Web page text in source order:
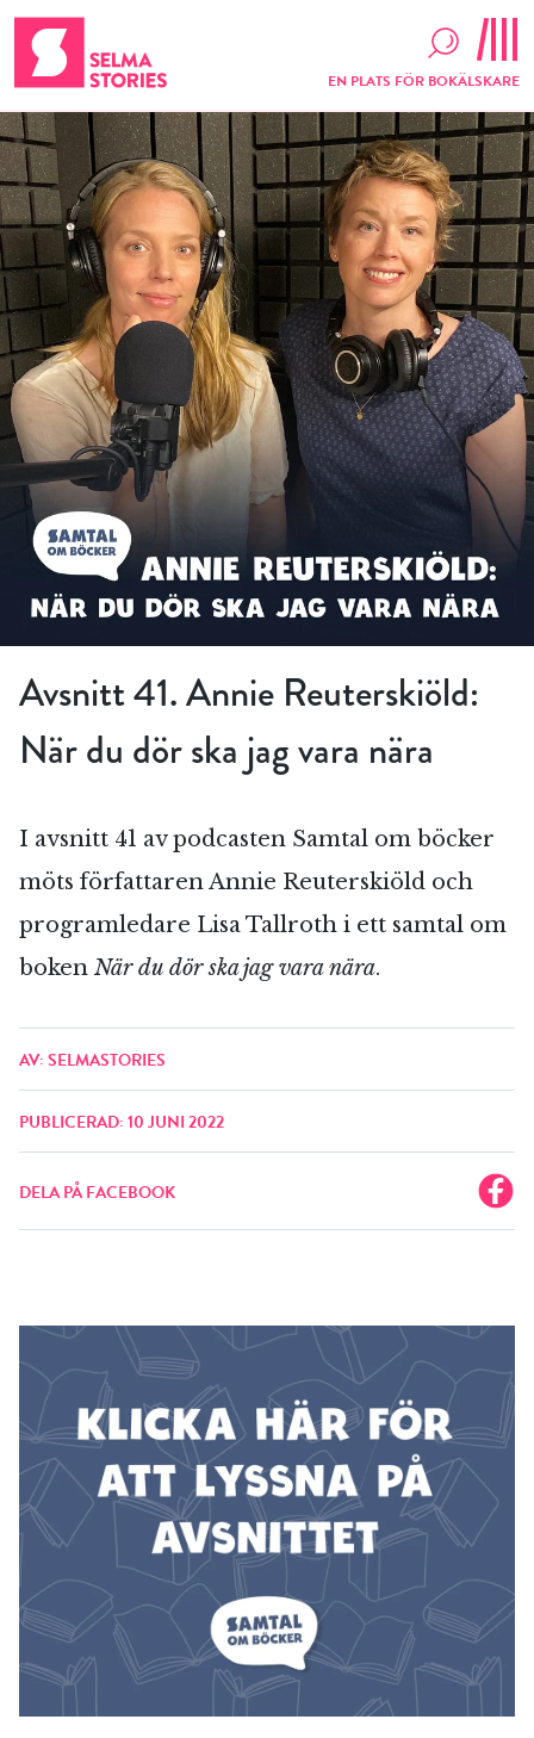
EN PLATS FÖR BOKÄLSKARE
Avsnitt 41. Annie Reuterskiöld:
När du dör ska jag vara nära
I avsnitt 41 av podcasten Samtal om böcker
möts författaren Annie Reuterskiöld och
programledare Lisa Tallroth i ett samtal om
boken När du dör ska jag vara nära.
AV: SELMASTORIES
PUBLICERAD: 10 JUNI 2022
DELA PÅ FACEBOOK